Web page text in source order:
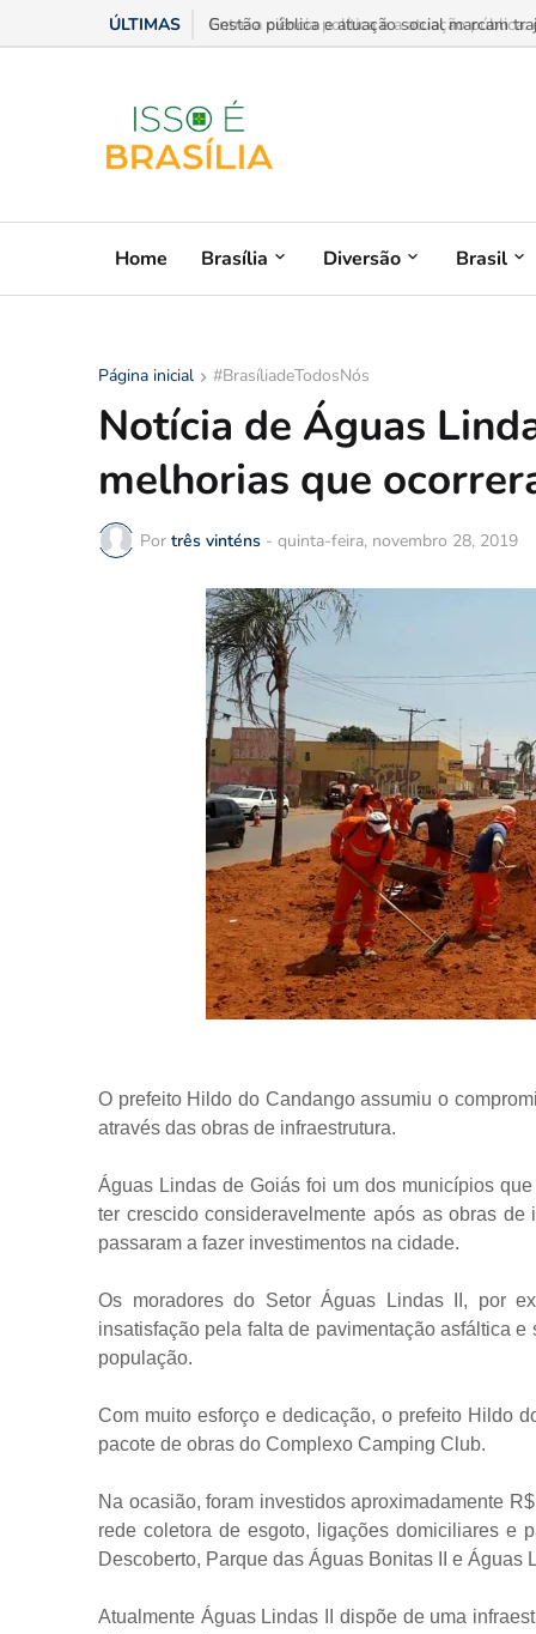
ÚLTIMAS Gestão pública e atuação social marcam
Home Brasília Diversão Brasil
Página inicial #BrasíliadeTodosNós
Notícia de Águas
melhorias que
Por três vinténs - quinta-feira, novembro 28, 2019
O prefeito Hildo do Candango assumiu o
através das obras de infraestrutura.
Águas Lindas de Goiás foi um dos municípios
ter crescido consideravelmente após as obras
passaram a fazer investimentos na cidade.
Os moradores do Setor Águas Lindas II, por
insatisfação pela falta de pavimentação asfáltica
população.
Com muito esforço e dedicação, o prefeito Hildo
pacote de obras do Complexo Camping Club.
Na ocasião, foram investidos aproximadamente
rede coletora de esgoto, ligações domiciliares e
Descoberto, Parque das Águas Bonitas II e Águas
Atualmente Águas Lindas II dispõe de uma